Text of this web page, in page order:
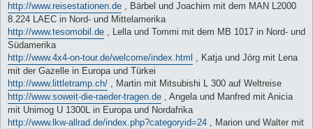
http://www.reisestationen.de , Bärbel und Joachim mit dem MAN L2000
8.224 LAEC in Nord- und Mittelamerika
http://www.tesomobil.de , Lella und Tommi mit dem MB 1017 in Nord- und
Südamerika
http://www.4x4-on-tour.de/welcome/index.html , Katja und Jörg mit Lena
mit der Gazelle in Europa und Türkei
http://www.littletramp.ch/ , Martin mit Mitsubishi L 300 auf Weltreise
http://www.soweit-die-raeder-tragen.de , Angela und Manfred mit Anicia
mit Unimog U 1300L in Europa und Nordafrika
http://www.lkw-allrad.de/index.php?categoryid=24 , Marion und Walter mit